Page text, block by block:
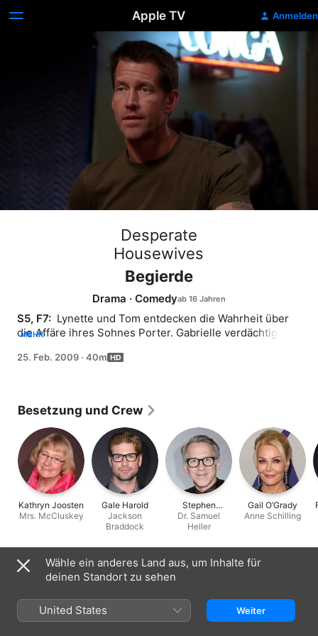
Apple TV Anmelden
Desperate
Housewives
Begierde
Drama · Comedy
S5, F7: Lynette und Tom entdecken die Wahrheit über
die Affäre ihres Sohnes Porter. Gabrielle verdächtigt
Großzügigkeit zu haben. Ein Moment der Schwäche
Jacksons wahrer Leidenschaft. Mrs. McCluskeys
Schwester Roberta entdeckt eine beunruhigende
Tatsache über Dave.
MEHR
25. Feb. 2009 · 40m
Besetzung und Crew
Kathryn Joosten
Mrs. McCluskey
Gale Harold
Jackson
Braddock
Stephen
Spinella
Dr. Samuel
Heller
Gail O’Grady
Anne Schilling
Informationen
Erschienen
Dauer
Wähle ein anderes Land aus, um Inhalte für
deinen Standort zu sehen
United States Weiter